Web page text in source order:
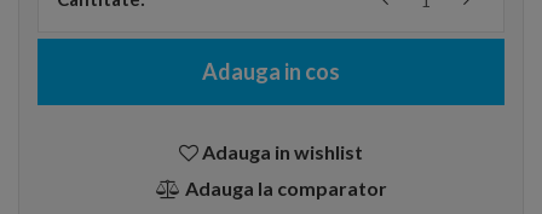
Adauga in cos
Adauga in wishlist
Adauga la comparator